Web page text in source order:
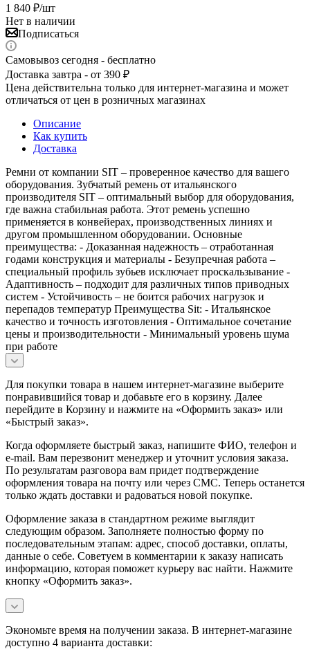
1 840 ₽/шт
Нет в наличии
Подписаться
Самовывоз сегодня - бесплатно
Доставка завтра - от 390 ₽
Цена действительна только для интернет-магазина и может
отличаться от цен в розничных магазинах
Описание
Как купить
Доставка
Ремни от компании SIT – проверенное качество для вашего
оборудования. Зубчатый ремень от итальянского
производителя SIT – оптимальный выбор для оборудования,
где важна стабильная работа. Этот ремень успешно
применяется в конвейерах, производственных линиях и
другом промышленном оборудовании. Основные
преимущества: - Доказанная надежность – отработанная
годами конструкция и материалы - Безупречная работа –
специальный профиль зубьев исключает проскальзывание -
Адаптивность – подходит для различных типов приводных
систем - Устойчивость – не боится рабочих нагрузок и
перепадов температур Преимущества Sit: - Итальянское
качество и точность изготовления - Оптимальное сочетание
цены и производительности - Минимальный уровень шума
при работе
Для покупки товара в нашем интернет-магазине выберите
понравившийся товар и добавьте его в корзину. Далее
перейдите в Корзину и нажмите на «Оформить заказ» или
«Быстрый заказ».
Когда оформляете быстрый заказ, напишите ФИО, телефон и
e-mail. Вам перезвонит менеджер и уточнит условия заказа.
По результатам разговора вам придет подтверждение
оформления товара на почту или через СМС. Теперь останется
только ждать доставки и радоваться новой покупке.
Оформление заказа в стандартном режиме выглядит
следующим образом. Заполняете полностью форму по
последовательным этапам: адрес, способ доставки, оплаты,
данные о себе. Советуем в комментарии к заказу написать
информацию, которая поможет курьеру вас найти. Нажмите
кнопку «Оформить заказ».
Экономьте время на получении заказа. В интернет-магазине
доступно 4 варианта доставки: